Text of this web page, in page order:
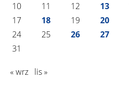
10
11 12 13
17
18 19 20
24
25 26 27
31
« wrz lis »